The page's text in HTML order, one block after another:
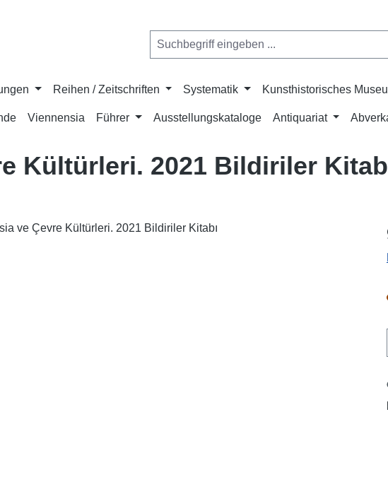
Reihen / Zeitschriften Systematik Kunsthistorisches
Viennensia Führer Ausstellungskataloge Antiquariat
Kültürleri. 2021 Bildiriler